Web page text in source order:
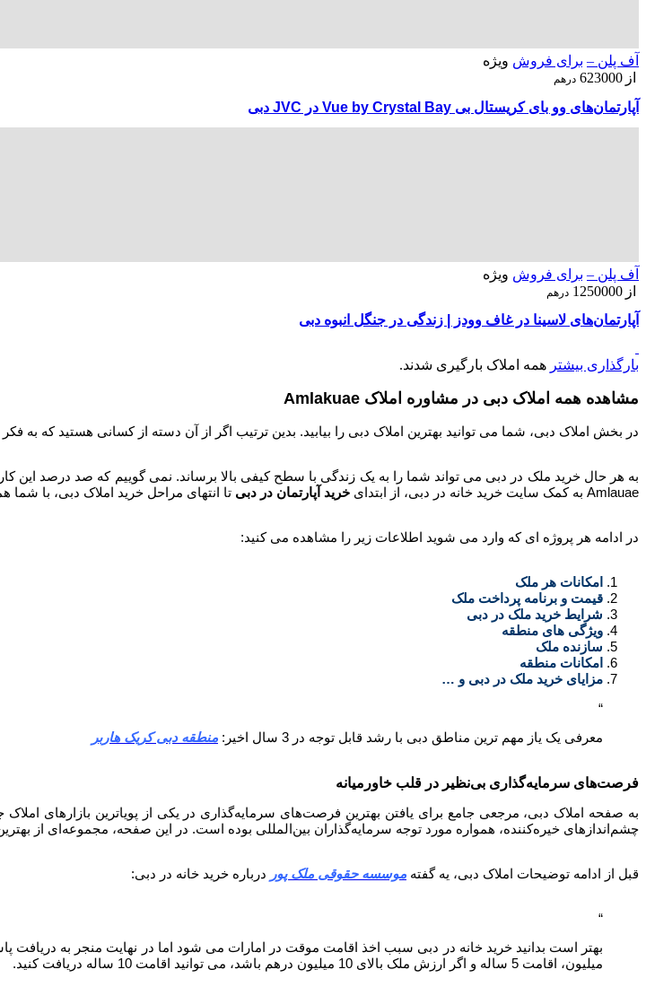
آف پلن – برای فروش ویژه
از 623000 درهم
آپارتمان‌های وو بای کریستال بی Vue by Crystal Bay در JVC دبی
آف پلن – برای فروش ویژه
از 1250000 درهم
آپارتمان‌های لاسینا در غاف وودز | زندگی در جنگل انبوه دبی
بارگذاری بیشتر همه املاک بارگیری شدند.
مشاهده همه املاک دبی در مشاوره املاک Amlakuae
در بخش املاک دبی، شما می توانید بهترین املاک دبی را بیابید. بدین ترتیب اگر از آن دسته از کسانی هستید که به
به هر حال خرید ملک در دبی می تواند شما را به یک زندگی با سطح کیفی بالا برساند. نمی گوییم که صد درصد این
Amlauae به کمک سایت خرید خانه در دبی، از ابتدای
خرید آپارتمان در دبی تا انتهای مراحل خرید املاک دبی، با شما
در ادامه هر پروژه ای که وارد می شوید اطلاعات زیر را مشاهده می کنید:
امکانات هر ملک
قیمت و برنامه پرداخت ملک
شرایط خرید ملک در دبی
ویژگی های منطقه
سازنده ملک
امکانات منطقه
مزایای خرید ملک در دبی و …
معرفی یک یاز مهم ترین مناطق دبی با رشد قابل توجه در 3 سال اخیر: منطقه دبی کریک هاربر
فرصت‌های سرمایه‌گذاری بی‌نظیر در قلب خاورمیانه
به صفحه املاک دبی، مرجعی جامع برای یافتن بهترین فرصت‌های سرمایه‌گذاری در یکی از پویاترین بازارهای
چشم‌اندازهای خیره‌کننده، همواره مورد توجه سرمایه‌گذاران بین‌المللی بوده است. در این صفحه، مجموعه‌ای از
قبل از ادامه توضیحات املاک دبی، یه گفته موسسه حقوقی ملک پور درباره خرید خانه در دبی:
میلیون، اقامت 5 ساله و اگر ارزش ملک بالای 10 میلیون درهم باشد، می توانید اقامت 10 ساله دریافت کنید.